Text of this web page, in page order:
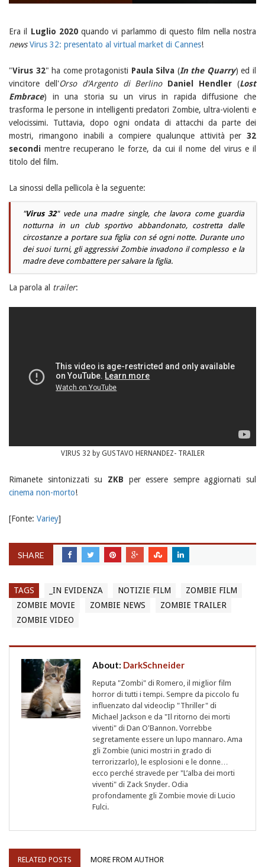
Era il Luglio 2020quando vi parlammo di questo film nella nostra
news Virus 32: presentato al virtual market di Cannes!
"Virus 32" ha come protagonisti Paula Silva (In the Quarry) ed il
vincitore dell'Orso d'Argento di Berlino Daniel Hendler (Lost
Embrace) in una storia su un virus in rapida diffusione che
trasforma le persone in intelligenti predatori Zombie, ultra-violenti e
velocissimi. Tuttavia, dopo ogni ondata di attacchi da parte dei
mostri, rimangono inabili a compiere qualunque attività per 32
secondi mentre recuperano le forze, da cui il nome del virus e il
titolo del film.
La sinossi della pellicola è la seguente:
"Virus 32" vede una madre single, che lavora come guardia
notturna in un club sportivo abbandonato, costretta dalle
circostanze a portare sua figlia con sé ogni notte. Durante uno
dei suoi turni, gli aggressivi Zombie invadono il complesso e la
madre deve combattere per salvare la figlia.
La parola al trailer:
VIRUS 32 by GUSTAVO HERNANDEZ- TRAILER
Rimanete sintonizzati su ZKB per essere sempre aggiornati sul
cinema non-morto!
[Fonte: Variey]
SHARE
TAGS _IN EVIDENZA NOTIZIE FILM
ZOMBIE FILM
ZOMBIE MOVIE
ZOMBIE NEWS
ZOMBIE TRAILER
ZOMBIE VIDEO
About: DarkSchneider
Reputa "Zombi" di Romero, il miglior film
horror di tutti i tempi. Sempre da piccolo fu
influenzato dal videoclip "Thriller" di
Michael Jackson e da "Il ritorno dei morti
viventi" di Dan O'Bannon. Vorrebbe
segretamente essere un lupo mannaro. Ama
gli Zombie (unici mostri in grado di
terrorizzarlo), le esplosioni e le donne…
ecco perché stravede per "L’alba dei morti
viventi" di Zack Snyder. Odia
profondamente gli Zombie movie di Lucio
Fulci.
RELATED POSTS MORE FROM AUTHOR